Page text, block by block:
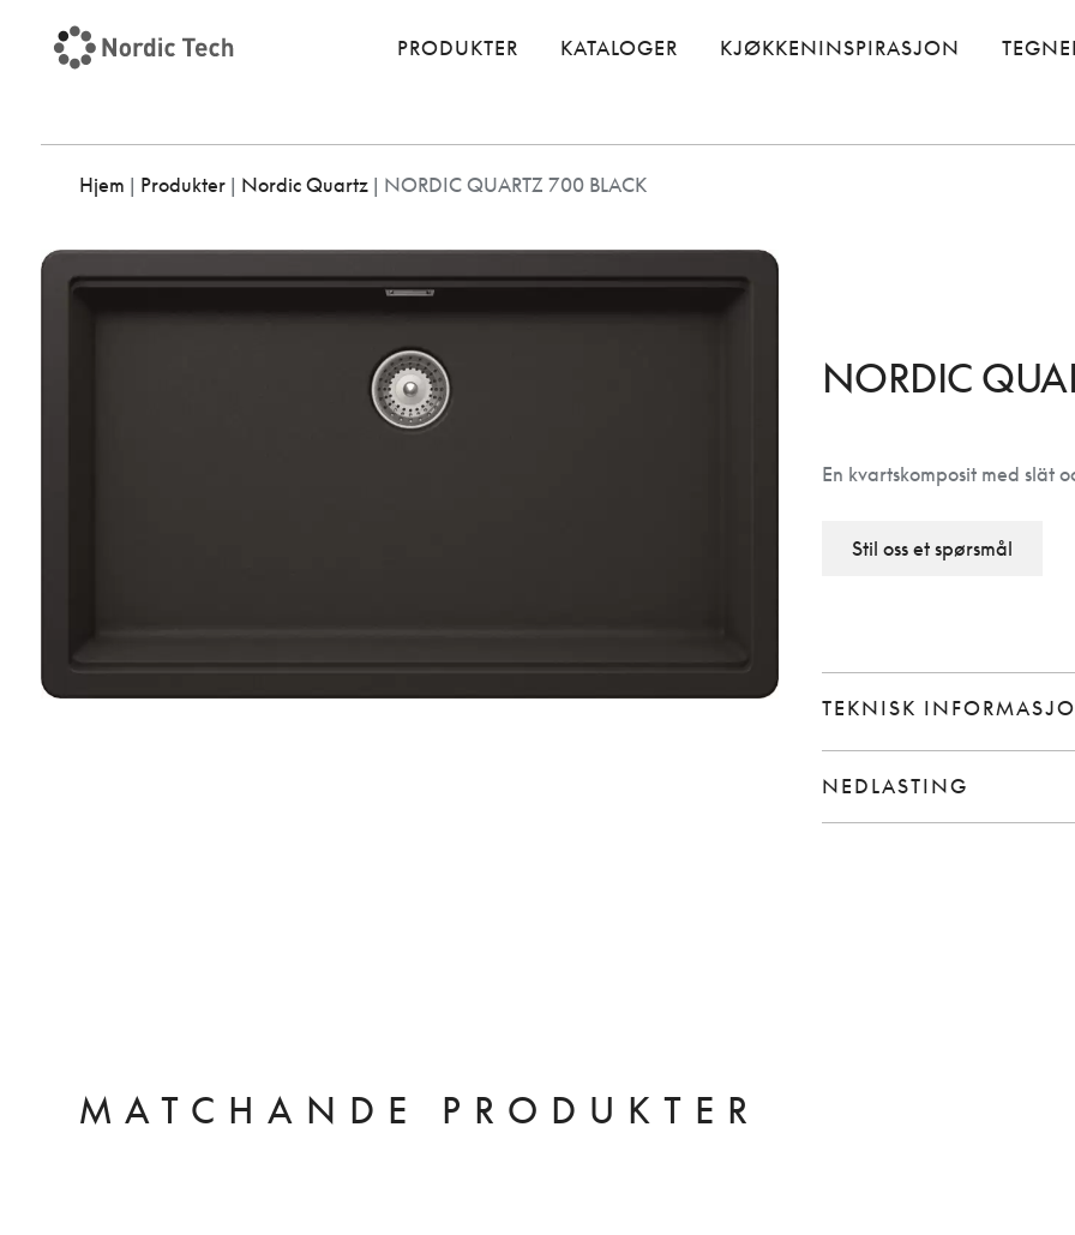
PRODUKTER KATALOGER KJØKKENINSPIRASJON
Hjem | Produkter| Nordic Quartz| NORDIC QUARTZ 700 BLACK
NORDIC
En kvartskomposit med slät
Stil oss et spørsmål
TEKNISK
NEDLASTING
MATCHANDE PRODUKTER